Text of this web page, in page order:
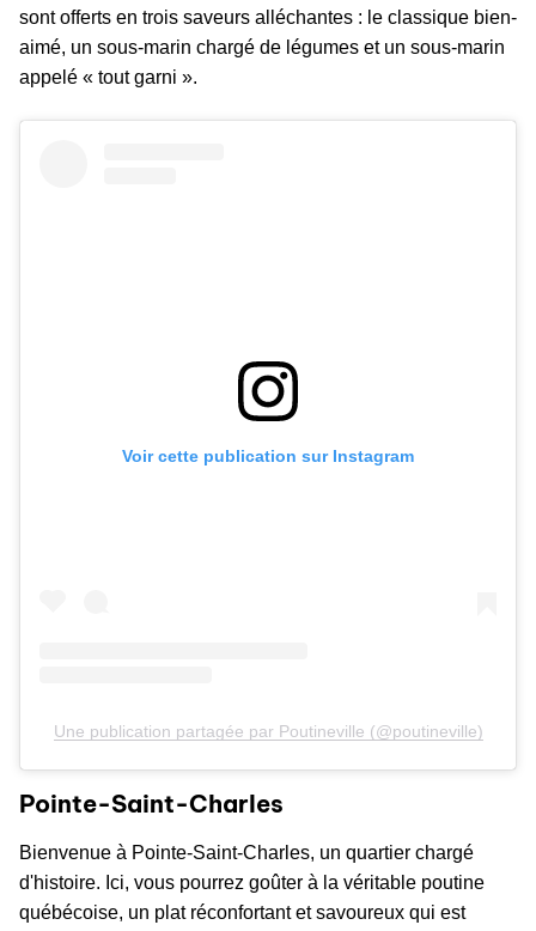
sont offerts en trois saveurs alléchantes : le classique bien-
aimé, un sous-marin chargé de légumes et un sous-marin
appelé « tout garni ».
Voir cette publication sur Instagram
Une publication partagée par Poutineville (@poutineville)
Pointe-Saint-Charles
Bienvenue à Pointe-Saint-Charles, un quartier chargé
d'histoire. Ici, vous pourrez goûter à la véritable poutine
québécoise, un plat réconfortant et savoureux qui est